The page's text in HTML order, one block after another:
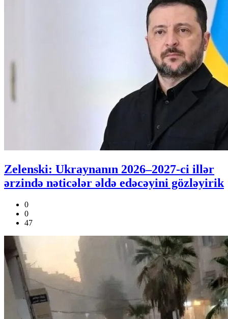
Zelenski: Ukraynanın 2026–2027-ci illər
ərzində nəticələr əldə edəcəyini gözləyirik
0
0
47